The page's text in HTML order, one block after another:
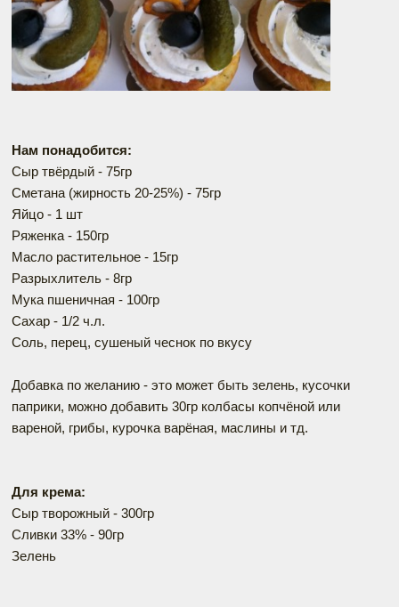
Нам понадобится:
Сыр твёрдый - 75гр
Сметана (жирность 20-25%) - 75гр
Яйцо - 1 шт
Ряженка - 150гр
Масло растительное - 15гр
Разрыхлитель - 8гр
Мука пшеничная - 100гр
Сахар - 1/2 ч.л.
Соль, перец, сушеный чеснок по вкусу
Добавка по желанию - это может быть зелень, кусочки
паприки, можно добавить 30гр колбасы копчёной или
вареной, грибы, курочка варёная, маслины и тд.
Для крема:
Сыр творожный - 300гр
Сливки 33% - 90гр
Зелень